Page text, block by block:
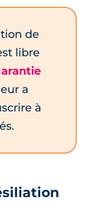
de
libre
a
à